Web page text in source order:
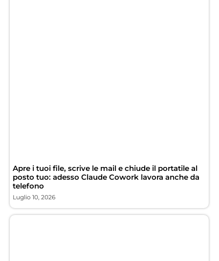
Apre i tuoi file, scrive le mail e chiude il portatile al
posto tuo: adesso Claude Cowork lavora anche da
telefono
Luglio 10, 2026